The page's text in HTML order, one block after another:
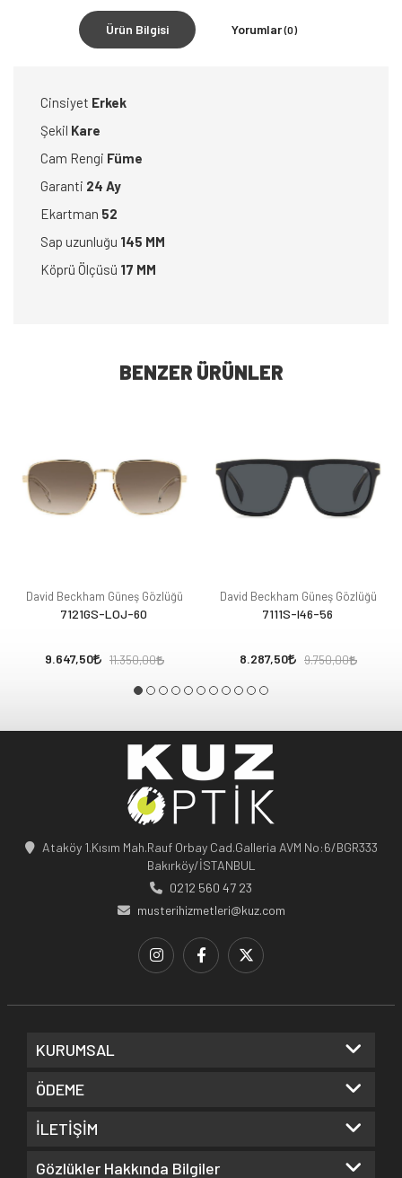
Ürün Bilgisi Yorumlar(0)
Cinsiyet Erkek
Şekil Kare
Cam Rengi Füme
Garanti 24 Ay
Ekartman 52
Sap uzunluğu 145 MM
Köprü Ölçüsü 17 MM
BENZER ÜRÜNLER
David Beckham Güneş Gözlüğü
7121GS-LOJ-60
9.647,50 11.350,00
David Beckham Güneş Gözlüğü
7111S-I46-56
8.287,50 9.750,00
Ataköy 1.Kısım Mah.Rauf Orbay Cad.Galleria AVM No:6/BGR333
Bakırköy/İSTANBUL
0212 560 47 23
musterihizmetleri@kuz.com
KURUMSAL
ÖDEME
İLETİŞİM
Gözlükler Hakkında Bilgiler